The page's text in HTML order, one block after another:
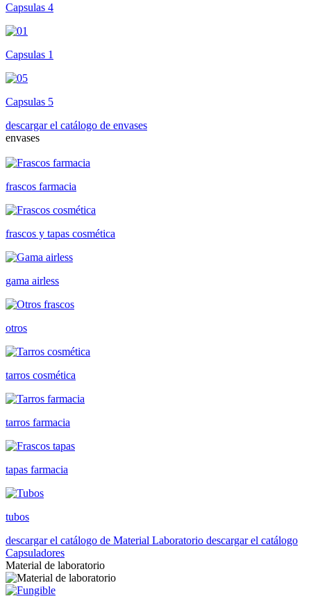
Capsulas 4
Capsulas 1
Capsulas 5
descargar el catálogo de envases
envases
frascos farmacia
frascos y tapas cosmética
gama airless
otros
tarros cosmética
tarros farmacia
tapas farmacia
tubos
descargar el catálogo de Material Laboratorio descargar el catálogo
Capsuladores
Material de laboratorio